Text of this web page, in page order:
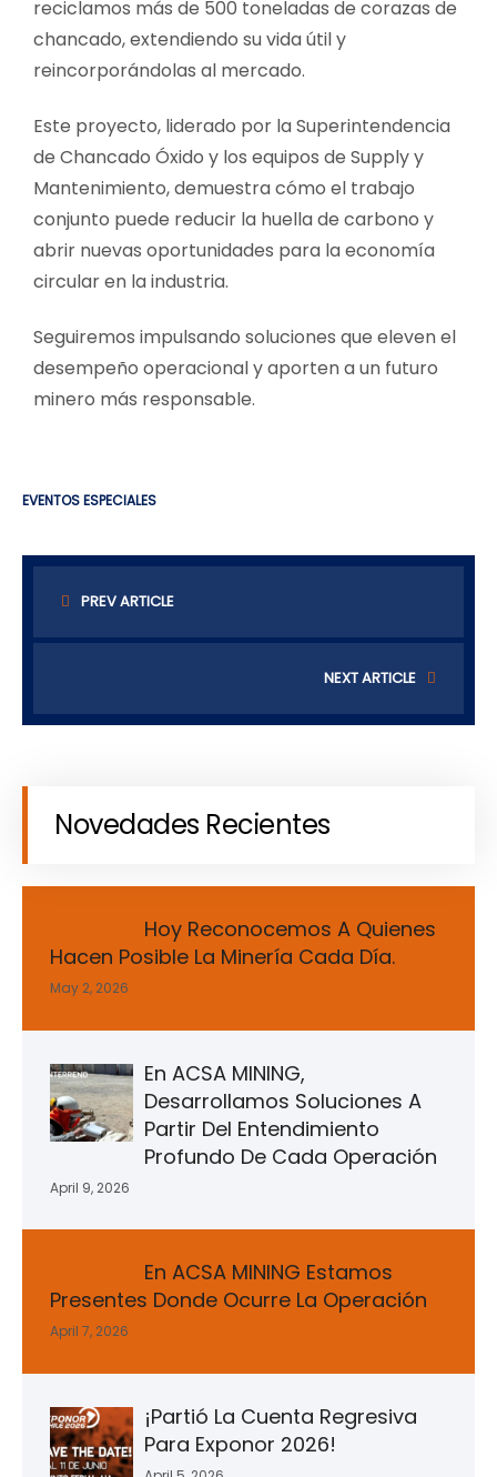
reciclamos más de 500 toneladas de corazas de
chancado, extendiendo su vida útil y
reincorporándolas al mercado.
Este proyecto, liderado por la Superintendencia
de Chancado Óxido y los equipos de Supply y
Mantenimiento, demuestra cómo el trabajo
conjunto puede reducir la huella de carbono y
abrir nuevas oportunidades para la economía
circular en la industria.
Seguiremos impulsando soluciones que eleven el
desempeño operacional y aporten a un futuro
minero más responsable.
EVENTOS ESPECIALES
PREV ARTICLE
NEXT ARTICLE
Novedades Recientes
Hoy Reconocemos A Quienes
Hacen Posible La Minería Cada Día.
May 2, 2026
En ACSA MINING,
Desarrollamos Soluciones A
Partir Del Entendimiento
Profundo De Cada Operación
April 9, 2026
En ACSA MINING Estamos
Presentes Donde Ocurre La Operación
April 7, 2026
¡Partió La Cuenta Regresiva
Para Exponor 2026!